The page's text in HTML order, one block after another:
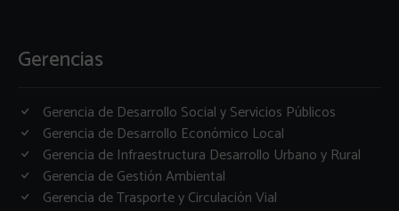
Gerencias
Gerencia de Desarrollo Social y Servicios Públicos
Gerencia de Desarrollo Económico Local
Gerencia de Infraestructura Desarrollo Urbano y Rural
Gerencia de Gestión Ambiental
Gerencia de Trasporte y Circulación Vial